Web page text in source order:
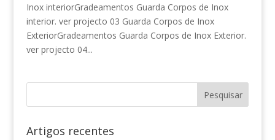
Inox interiorGradeamentos Guarda Corpos de Inox
interior. ver projecto 03 Guarda Corpos de Inox
ExteriorGradeamentos Guarda Corpos de Inox Exterior.
ver projecto 04...
Artigos recentes